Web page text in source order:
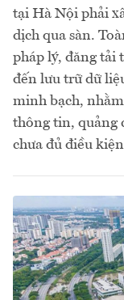
tại Hà Nội phải
dịch qua sàn.
pháp lý, đăng tải
đến lưu trữ dữ
minh bạch,
thông tin, quảng
chưa đủ điều